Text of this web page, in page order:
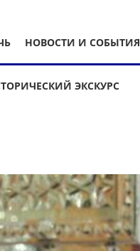
НОВОСТИ И СОБЫТИЯ
ЭКСКУРС